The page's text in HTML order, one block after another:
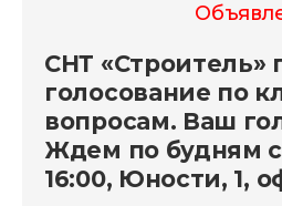
СНТ «Строитель»
голосование по
вопросам. Ваш
Ждем по будням
16:00, Юности, 1,